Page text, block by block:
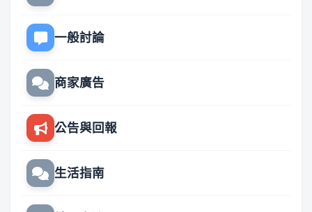
一般討論
商家廣告
公告與回報
生活指南